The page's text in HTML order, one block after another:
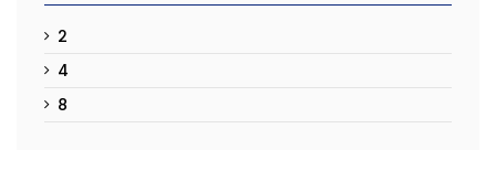
2
4
8